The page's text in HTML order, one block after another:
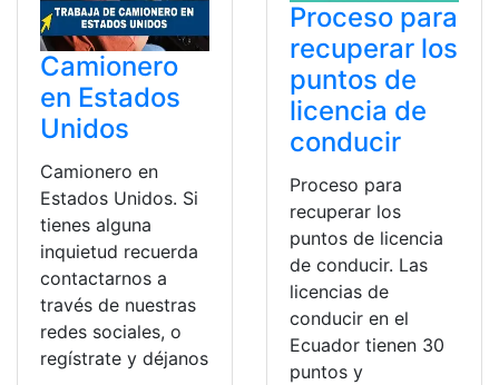
Camionero
en Estados
Unidos
Camionero en
Estados Unidos. Si
tienes alguna
inquietud recuerda
contactarnos a
través de nuestras
redes sociales, o
regístrate y déjanos
Proceso para
recuperar los
puntos de
licencia de
conducir
Proceso para
recuperar los
puntos de licencia
de conducir. Las
licencias de
conducir en el
Ecuador tienen 30
puntos y